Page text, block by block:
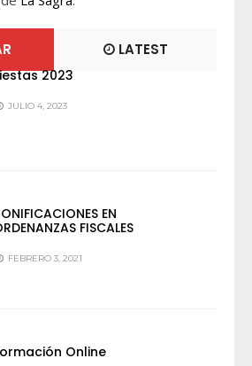
LATEST
2023
JULIO 4, 2023
EN
FISCALES
FEBRERO 3, 2021
Online